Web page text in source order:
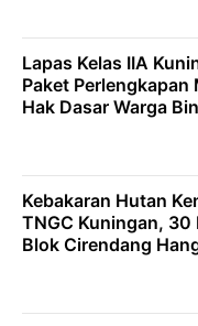
Lapas Kelas IIA
Paket Perlengkapan
Hak Dasar Warga
Kebakaran Hutan
TNGC Kuningan, 30
Blok Cirendang